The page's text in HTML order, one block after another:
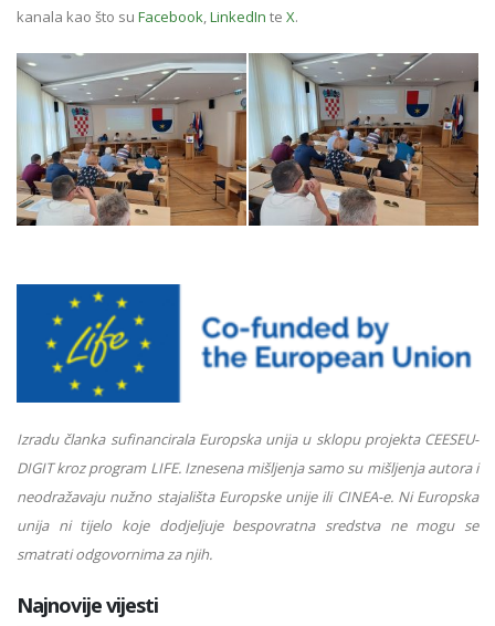
kanala kao što su Facebook,LinkedIn te X.
Izradu članka sufinancirala Europska unija u sklopu projekta CEESEU-
DIGIT kroz program LIFE. Iznesena mišljenja samo su mišljenja autora i
neodražavaju nužno stajališta Europske unije ili CINEA-e. Ni Europska
unija ni tijelo koje dodjeljuje bespovratna sredstva ne mogu se
smatrati odgovornima za njih.
Najnovije vijesti